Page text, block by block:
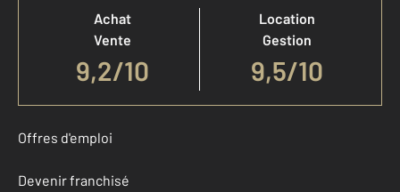
Achat
Vente
9,2/10
Location
Gestion
9,5/10
Offres d'emploi
Devenir franchisé